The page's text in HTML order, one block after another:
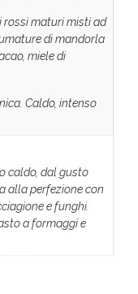
rossi maturi misti ad
di mandorla
miele di
Caldo, intenso
caldo, dal gusto
alla perfezione con
e funghi.
a formaggi e